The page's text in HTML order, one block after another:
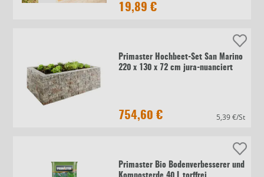
19,89 €
Primaster Hochbeet-Set San Marino
220 x 130 x 72 cm jura-nuanciert
754,60 € 5,39 €/St
Primaster Bio Bodenverbesserer und